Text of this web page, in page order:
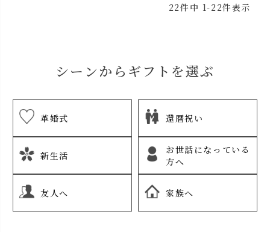
22件中 1-22件表示
シーンからギフトを選ぶ
革婚式 還暦祝い
新生活
お世話になっている
方へ
友人へ 家族へ